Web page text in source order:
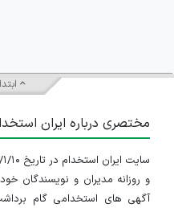
مختصری درباره ایران
و روزانه مدیران و نویسندگان
آگهی های استخدامی گام